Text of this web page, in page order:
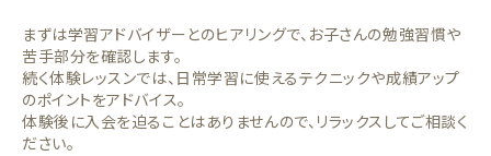
まずは学習アドバイザーとのヒアリングで、お子さんの勉強習慣や
苦手部分を確認します。
続く体験レッスンでは、日常学習に使えるテクニックや成績アップ
のポイントをアドバイス。
体験後に入会を迫ることはありませんので、リラックスしてご相談く
ださい。